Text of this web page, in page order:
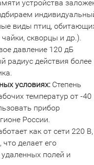
устройства
виды птиц,
скворцы и др.).
давление 120 дБ
радиус действия более
условиях: Степень
температур от -40
прибор
России.
как от сети 220
делает его
полей и